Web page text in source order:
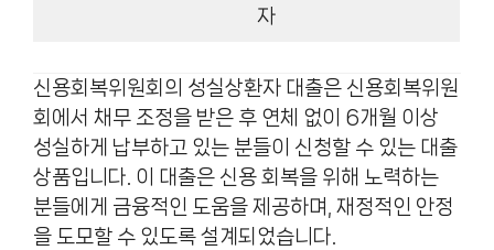
자
신용회복위원회의 성실상환자 대출은 신용회복위원
회에서 채무 조정을 받은 후 연체 없이 6개월 이상
성실하게 납부하고 있는 분들이 신청할 수 있는 대출
상품입니다. 이 대출은 신용 회복을 위해 노력하는
분들에게 금융적인 도움을 제공하며, 재정적인 안정
을 도모할 수 있도록 설계되었습니다.